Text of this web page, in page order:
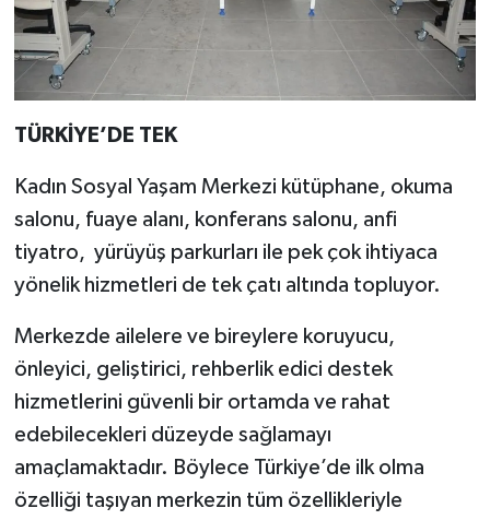
TÜRKİYE’DE TEK
Kadın Sosyal Yaşam Merkezi kütüphane, okuma
salonu, fuaye alanı, konferans salonu, anfi
tiyatro, yürüyüş parkurları ile pek çok ihtiyaca
yönelik hizmetleri de tek çatı altında topluyor.
Merkezde ailelere ve bireylere koruyucu,
önleyici, geliştirici, rehberlik edici destek
hizmetlerini güvenli bir ortamda ve rahat
edebilecekleri düzeyde sağlamayı
amaçlamaktadır. Böylece Türkiye’de ilk olma
özelliği taşıyan merkezin tüm özellikleriyle